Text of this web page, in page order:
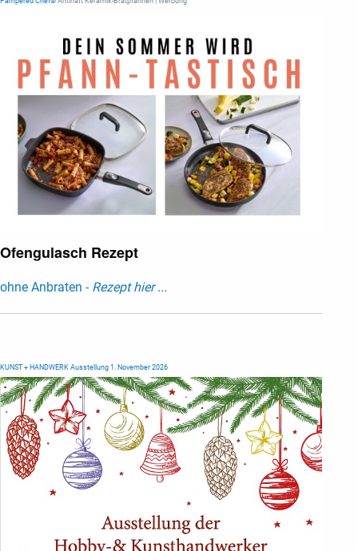
Ofengulasch Rezept
ohne Anbraten - Rezept hier ...
KUNST + HANDWERK Ausstellung 1. November 2026